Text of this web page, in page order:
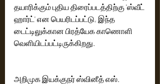
தயாரிக்கும் புதிய திரைப்படத்திற்கு 'ஸ்வீட்
ஹார்ட்' என பெயரிடப்பட்டு, இந்த
டைட்டிலுக்கான பிரத்யேக காணொளி
வெளியிடப்பட்டிருக்கிறது.
அறிமுக இயக்குநர் ஸ்வினீத் எஸ்.